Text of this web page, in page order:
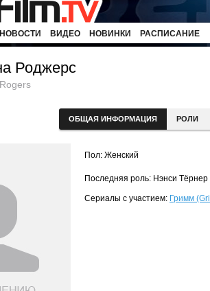
НОВОСТИ ВИДЕО НОВИНКИ РАСПИСАНИЕ
Роджерс
ОБЩАЯ ИНФОРМАЦИЯ РОЛИ
Пол: Женский
Последняя роль: Нэнси
Сериалы с участием: Гримм